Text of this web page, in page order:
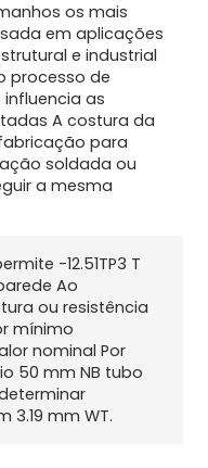
os mais
em aplicações
e industrial
processo de
influencia as
A costura da
para
soldada ou
a mesma
-12.51TP3 T
Ao
ou resistência
mínimo
nominal Por
50 mm NB tubo
3.19 mm WT.